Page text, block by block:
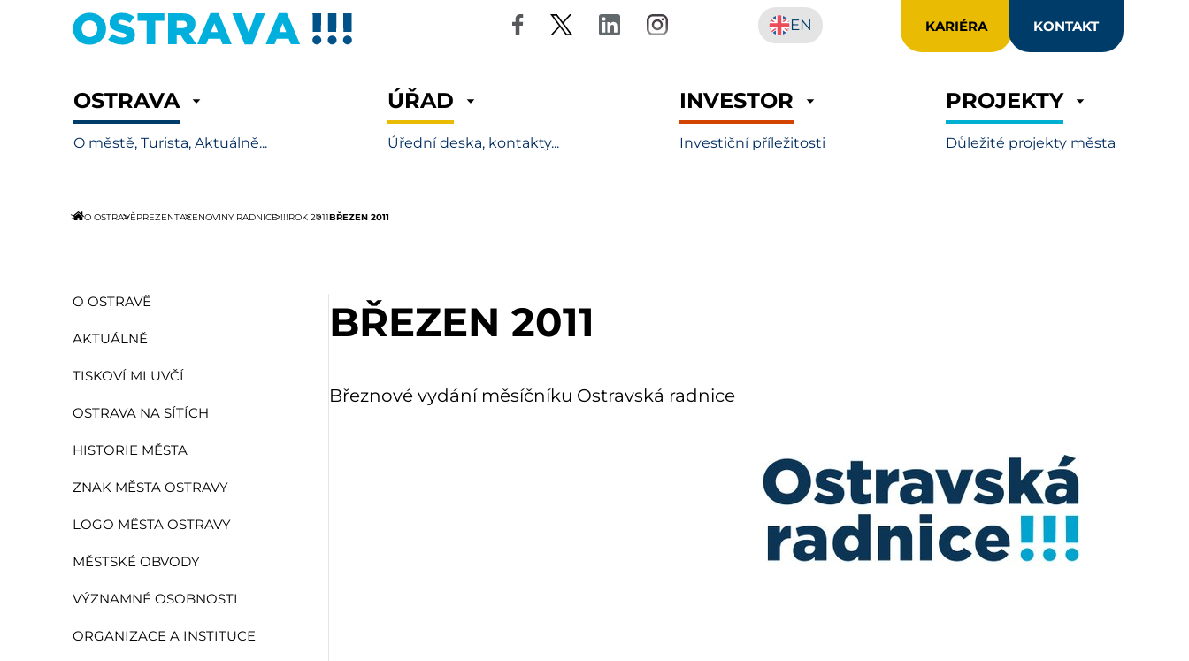
KARIÉRA KONTAKT
EN
OSTRAVA
O městě, Turista, Aktuálně...
ÚŘAD
Úřední deska, kontakty...
INVESTOR
Investiční příležitosti
PROJEKTY
Důležité projekty města
O OSTRAVĚPREZENTACENOVINY RADNICE !!!ROK 2011BŘEZEN 2011
O OSTRAVĚ
AKTUÁLNĚ
TISKOVÍ MLUVČÍ
OSTRAVA NA SÍTÍCH
HISTORIE MĚSTA
ZNAK MĚSTA OSTRAVY
LOGO MĚSTA OSTRAVY
MĚSTSKÉ OBVODY
VÝZNAMNÉ OSOBNOSTI
ORGANIZACE A INSTITUCE
BŘEZEN 2011
Březnové vydání měsíčníku Ostravská radnice